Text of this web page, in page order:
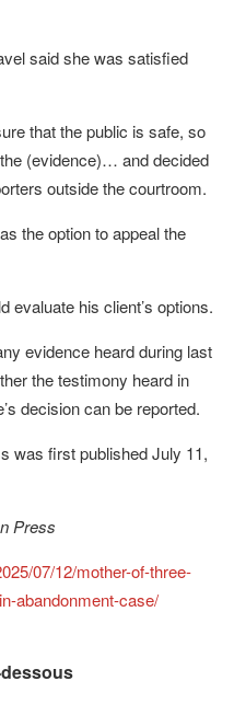
said she was satisfied
that the public is safe, so
(evidence)… and decided
outside the courtroom.
the option to appeal the
evaluate his client’s options.
evidence heard during last
the testimony heard in
decision can be reported.
was first published July 11,
Press
07/12/mother-of-three-
abandonment-case/